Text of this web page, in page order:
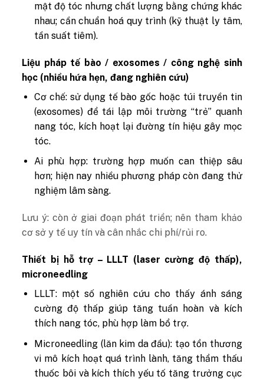
mật độ tóc nhưng chất lượng bằng chứng khác
nhau; cần chuẩn hoá quy trình (kỹ thuật ly tâm,
tần suất tiêm).
Liệu pháp tế bào / exosomes / công nghệ sinh
học (nhiều hứa hẹn, đang nghiên cứu)
Cơ chế: sử dụng tế bào gốc hoặc túi truyền tin
(exosomes) để tái lập môi trường “trẻ” quanh
nang tóc, kích hoạt lại đường tín hiệu gây mọc
tóc.
Ai phù hợp: trường hợp muốn can thiệp sâu
hơn; hiện nay nhiều phương pháp còn đang thử
nghiệm lâm sàng.
Lưu ý: còn ở giai đoạn phát triển; nên tham khảo
cơ sở y tế uy tín và cân nhắc chi phí/rủi ro.
Thiết bị hỗ trợ – LLLT (laser cường độ thấp),
microneedling
LLLT: một số nghiên cứu cho thấy ánh sáng
cường độ thấp giúp tăng tuần hoàn và kích
thích nang tóc, phù hợp làm bổ trợ.
Microneedling (lăn kim da đầu): tạo tổn thương
vi mô kích hoạt quá trình lành, tăng thẩm thấu
thuốc bôi và kích thích yếu tố tăng trưởng cục